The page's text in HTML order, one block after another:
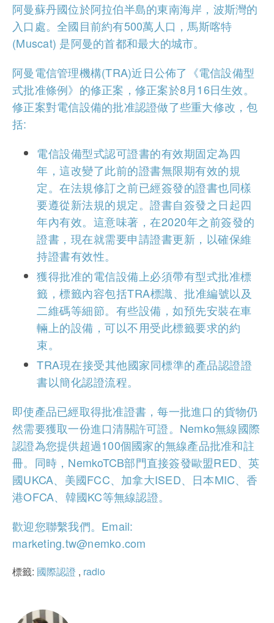
阿曼蘇丹國位於阿拉伯半島的東南海岸，波斯灣的
入口處。全國目前約有500萬人口，馬斯喀特
(Muscat) 是阿曼的首都和最大的城市。
阿曼電信管理機構(TRA)近日公佈了《電信設備型
式批准條例》的修正案，修正案於8月16日生效。
修正案對電信設備的批准認證做了些重大修改，包
括:
電信設備型式認可證書的有效期固定為四
年，這改變了此前的證書無限期有效的規
定。在法規修訂之前已經簽發的證書也同樣
要遵從新法規的規定。證書自簽發之日起四
年內有效。這意味著，在2020年之前簽發的
證書，現在就需要申請證書更新，以確保維
持證書有效性。
獲得批准的電信設備上必須帶有型式批准標
籤，標籤內容包括TRA標識、批准編號以及
二維碼等細節。有些設備，如預先安裝在車
輛上的設備，可以不用受此標籤要求的約
束。
TRA現在接受其他國家同標準的產品認證證
書以簡化認證流程。
即使產品已經取得批准證書，每一批進口的貨物仍
然需要獲取一份進口清關許可證。Nemko無線國際
認證為您提供超過100個國家的無線產品批准和註
冊。同時，NemkoTCB部門直接簽發歐盟RED、英
國UKCA、美國FCC、加拿大ISED、日本MIC、香
港OFCA、韓國KC等無線認證。
歡迎您聯繫我們。Email:
marketing.tw@nemko.com
標籤: 國際認證 , radio